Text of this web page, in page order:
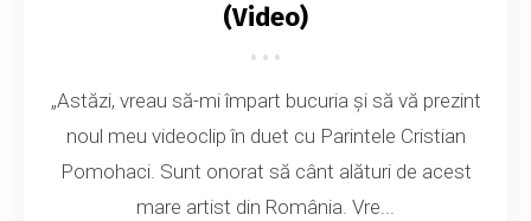
(Video)
„Astăzi, vreau să-mi împart bucuria și să vă prezint
noul meu videoclip în duet cu Parintele Cristian
Pomohaci. Sunt onorat să cânt alături de acest
mare artist din România. Vre...